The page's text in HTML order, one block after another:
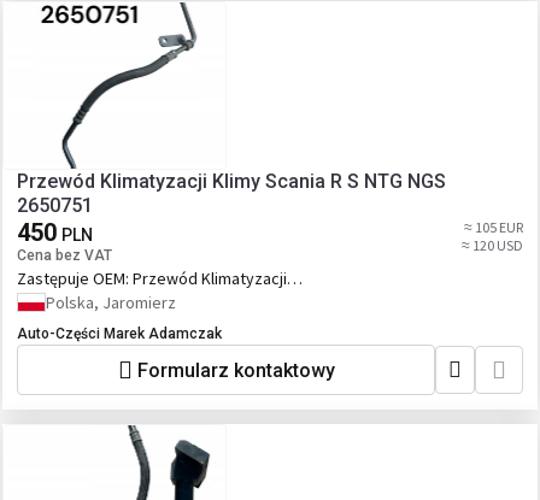
Przewód Klimatyzacji Klimy Scania R S NTG NGS
2650751
450 PLN
Cena bez VAT
≈ 105 EUR
≈ 120 USD
Zastępuje OEM: Przewód Klimatyzacji
Klimy Scania R S NTG NGS 2650751
Polska, Jaromierz
Auto-Części Marek Adamczak
Formularz kontaktowy